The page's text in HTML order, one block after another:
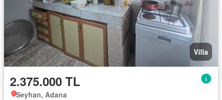
Villa
2.375.000 TL
Seyhan, Adana